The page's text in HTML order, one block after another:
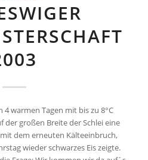
warmen Tagen mit bis zu 8°C
der großen Breite der Schlei eine
dem erneuten Kälteeinbruch,
wieder schwarzes Eis zeigte.